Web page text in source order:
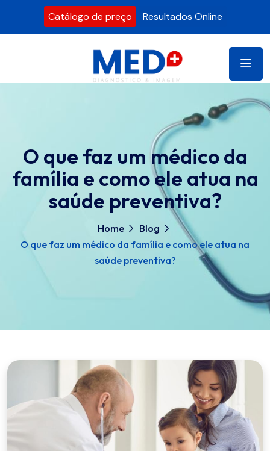
Catálogo de preço Resultados Online
O que faz um médico da
família e como ele atua na
saúde preventiva?
Home
Blog
O que faz um médico da família e como ele atua na
saúde preventiva?